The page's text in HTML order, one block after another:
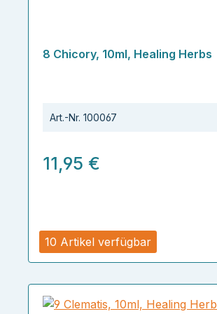
10 Artikel verfügbar
8 Chicory, 10ml, Healing Herbs
Art.-Nr. 100067
11,95 €